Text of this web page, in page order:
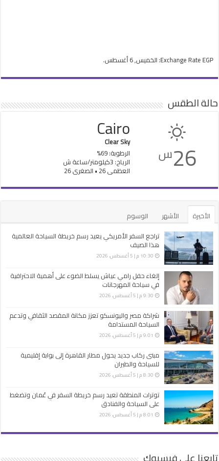
Exchange Rate EGP : الخميس, 6 أغسطس.
حالة الطقس
26س
Cairo
Clear Sky
الرطوبة: 69%
الرياح: 3كيلومتر/ساعة ش
العظمى 26 • الصغرى 26
الأخيرة الأشهر
الوسوم
تراجع السفر الأمريكي يعيد رسم خريطة السياحة العالمية
هذا الصيف
10:30 م | 5 أغسطس، 2026
إلغاء حفل رامي عياش يسلط الضوء على أهمية الاحترافية
في سياحة المهرجانات
9:30 م | 5 أغسطس، 2026
شراكة مصر واليونسكو تعزز مكانة المقصد الثقافي وتدعم
السياحة المستدامة
9:01 م | 5 أغسطس، 2026
مبنى ركاب جديد يحول مطار القاهرة إلى بوابة إقليمية
للسياحة والطيران
8:30 م | 5 أغسطس، 2026
توترات المنطقة تعيد رسم خريطة السفر في عُمان وتضغط
على السياحة والفنادق
8:01 م | 5 أغسطس، 2026